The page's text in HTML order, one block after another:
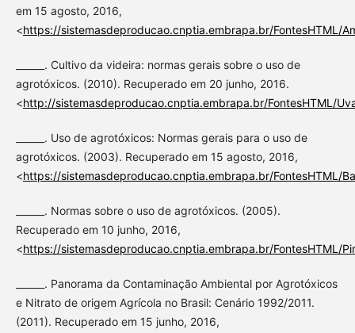
em 15 agosto, 2016,
<https://sistemasdeproducao.cnptia.embrapa.br/FontesHTML/
______. Cultivo da videira: normas gerais sobre o uso de
agrotóxicos. (2010). Recuperado em 20 junho, 2016.
<http://sistemasdeproducao.cnptia.embrapa.br/FontesHTML/
______. Uso de agrotóxicos: Normas gerais para o uso de
agrotóxicos. (2003). Recuperado em 15 agosto, 2016,
<https://sistemasdeproducao.cnptia.embrapa.br/FontesHTML/
______. Normas sobre o uso de agrotóxicos. (2005).
Recuperado em 10 junho, 2016,
<https://sistemasdeproducao.cnptia.embrapa.br/FontesHTML/
______. Panorama da Contaminação Ambiental por Agrotóxicos
e Nitrato de origem Agrícola no Brasil: Cenário 1992/2011.
(2011). Recuperado em 15 junho, 2016,